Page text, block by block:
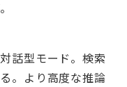
話型モード。検索
る。より高度な推論